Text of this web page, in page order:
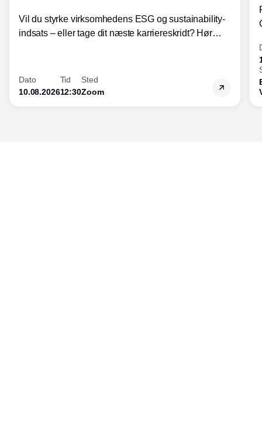
Vil du styrke virksomhedens ESG og sustainability-
indsats – eller tage dit næste karriereskridt? Hør
inden for bæredygtig forretningsudvikling - så du
skaber værdi for både samfund og bundlinje.
Dato
10.08.2026
Tid
12:30
Sted
Zoom